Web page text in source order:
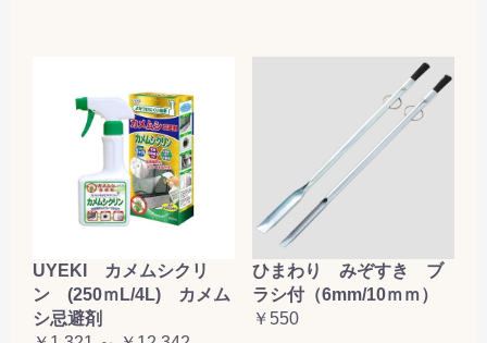
UYEKI カメムシクリ
ン (250ｍL/4L) カメム
シ忌避剤
ひまわり みぞすき ブ
ラシ付（6mm/10ｍｍ）
￥550